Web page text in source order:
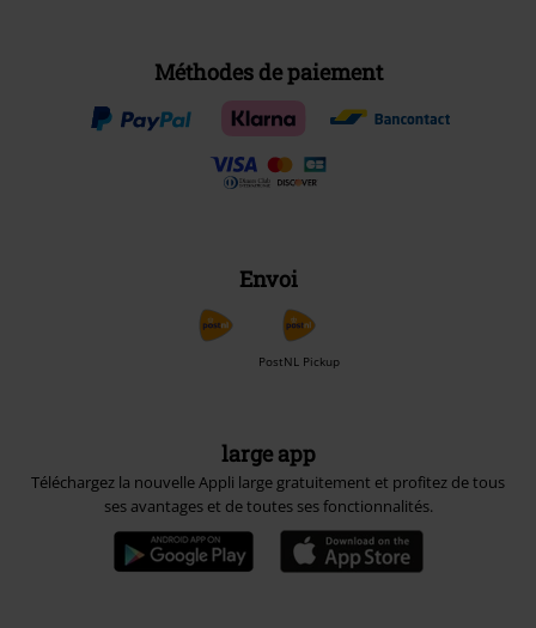
Méthodes de paiement
Envoi
PostNL Pickup
large app
Téléchargez la nouvelle Appli large gratuitement et profitez de tous
ses avantages et de toutes ses fonctionnalités.